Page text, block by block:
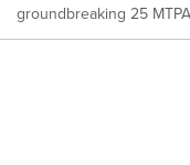
groundbreaking 25